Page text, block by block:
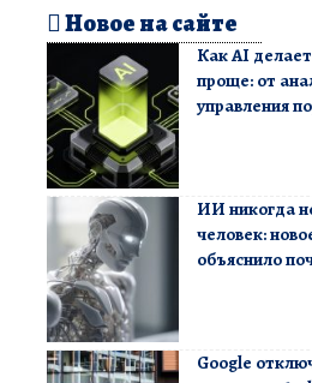
Новое на сайте
Как AI
проще: от
управления
ИИ никогда
человек:
объяснило
Google